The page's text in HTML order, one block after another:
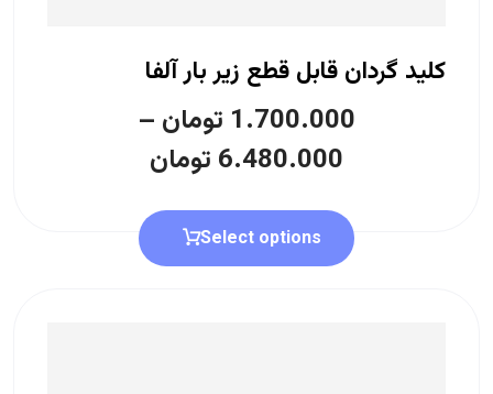
کلید گردان قابل قطع زیر بار آلفا
1.700.000 تومان –
6.480.000 تومان
Select options